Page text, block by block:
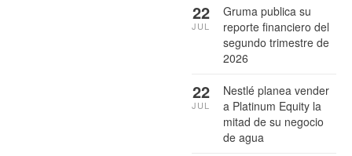
Gruma publica su
reporte financiero del
segundo trimestre de
2026
22
JUL
Nestlé planea vender
a Platinum Equity la
mitad de su negocio
de agua
22
JUL